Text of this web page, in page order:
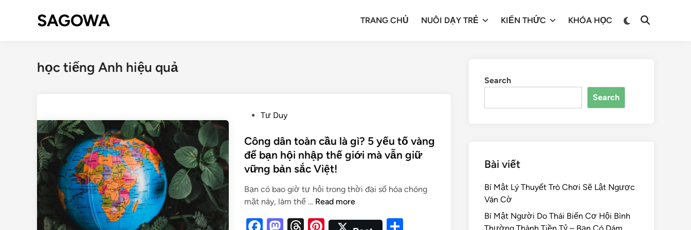
SAGOWA TRANG CHỦ NUÔI DẠY TRẺ KIẾN THỨC KHÓA HỌC
học tiếng Anh hiệu quả
Tư Duy
Công dân toàn cầu là gì? 5 yếu tố vàng
để bạn hội nhập thế giới mà vẫn giữ
vững bản sắc Việt!
Bạn có bao giờ tự hỏi trong thời đại số hóa chóng
mặt này, làm thế … Read more
Search
Search
Bài viết
Bí Mật Lý Thuyết Trò Chơi Sẽ Lật Ngược
Ván Cờ
Bí Mật Người Do Thái Biến Cơ Hội Bình